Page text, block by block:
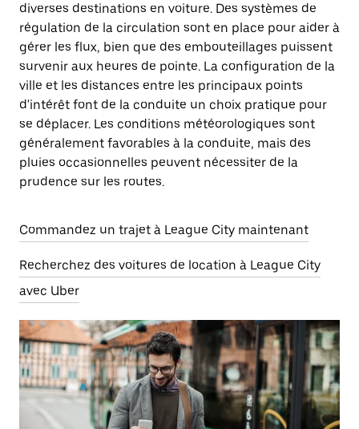
diverses destinations en voiture. Des systèmes de
régulation de la circulation sont en place pour aider à
gérer les flux, bien que des embouteillages puissent
survenir aux heures de pointe. La configuration de la
ville et les distances entre les principaux points
d'intérêt font de la conduite un choix pratique pour
se déplacer. Les conditions météorologiques sont
généralement favorables à la conduite, mais des
pluies occasionnelles peuvent nécessiter de la
prudence sur les routes.
Commandez un trajet à League City maintenant
Recherchez des voitures de location à League City
avec Uber